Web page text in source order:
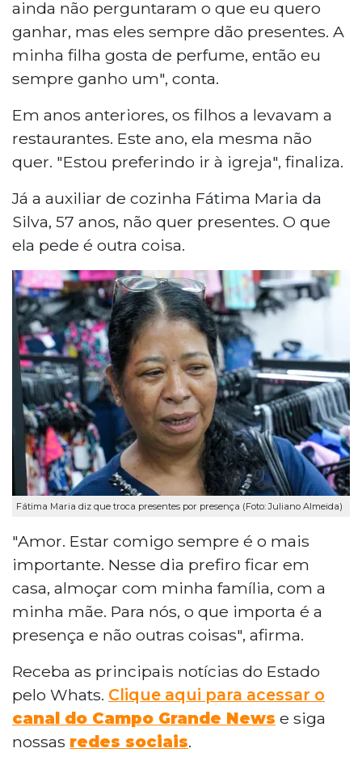
ainda não perguntaram o que eu quero
ganhar, mas eles sempre dão presentes. A
minha filha gosta de perfume, então eu
sempre ganho um", conta.
Em anos anteriores, os filhos a levavam a
restaurantes. Este ano, ela mesma não
quer. "Estou preferindo ir à igreja", finaliza.
Já a auxiliar de cozinha Fátima Maria da
Silva, 57 anos, não quer presentes. O que
ela pede é outra coisa.
Fátima Maria diz que troca presentes por presença (Foto: Juliano Almeida)
"Amor. Estar comigo sempre é o mais
importante. Nesse dia prefiro ficar em
casa, almoçar com minha família, com a
minha mãe. Para nós, o que importa é a
presença e não outras coisas", afirma.
Receba as principais notícias do Estado
pelo Whats. Clique aqui para acessar o
canal do Campo Grande News e siga
nossas redes sociais.